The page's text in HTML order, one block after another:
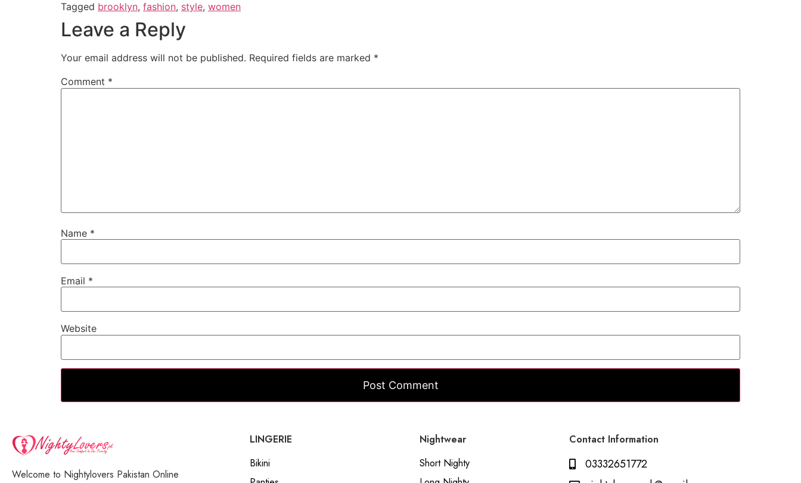
Tagged brooklyn, fashion, style, women
Leave a Reply
Your email address will not be published. Required fields are marked *
Comment *
Name *
Email *
Website
Welcome to Nightylovers Pakistan Online
LINGERIE
Bikini
Nightwear
Short Nighty
Contact Information
03332651772